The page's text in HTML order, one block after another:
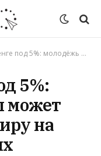
Алматы может приобрести квартиру на льготных условиях
5%:
может
на